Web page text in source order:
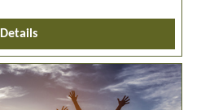
Details